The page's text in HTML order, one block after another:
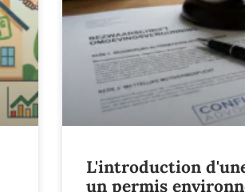
L'introduction
un permis